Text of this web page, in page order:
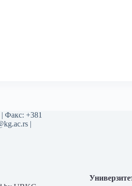
| Факс: +381
|